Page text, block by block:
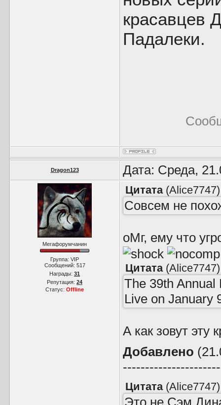
красавцев
Падалеки.
Dragon123 Дата: Среда,
Мегафорумчанин
Группа: VIP
Сообщений: 517
Награды: 31
Репутация: 24
Статус: Offline
Цитата(Alice7747)
Совсем не
оМг, ему что
Цитата(Alice7747)
The 39th
Live on January
А как зовут эту
Добавлено
Цитата(Alice7747)
Это не Сэм